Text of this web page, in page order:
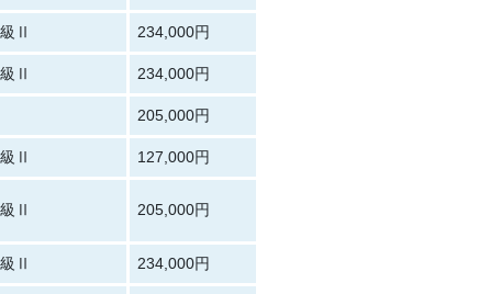
Ⅱ 234,000円
Ⅱ 234,000円
205,000円
Ⅱ 127,000円
Ⅱ 205,000円
Ⅱ 234,000円